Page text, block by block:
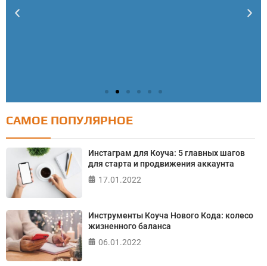
Тест: Как я контролирую свою жизнь?
Онлайн тест на основе шкалы локуса контроля
Джулиана Роттера
САМОЕ ПОПУЛЯРНОЕ
Инстаграм для Коуча: 5 главных шагов
для старта и продвижения аккаунта
17.01.2022
Инструменты Коуча Нового Кода: колесо
жизненного баланса
06.01.2022